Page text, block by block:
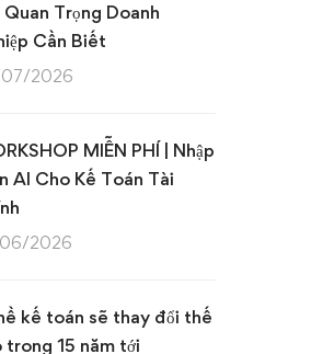
Trọng Doanh
Cần Biết
2026
MIỄN PHÍ | Nhập
AI Cho Kế Toán Tài
2026
kế toán sẽ thay đổi thế
trong 15 năm tới